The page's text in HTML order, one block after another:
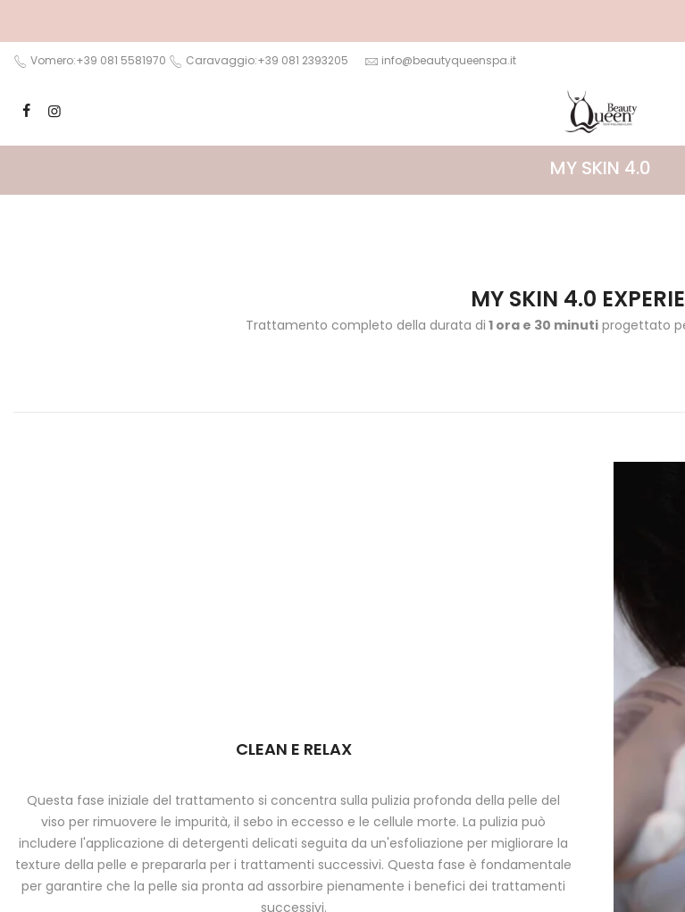
contenutoVomero:+39 081 5581970 Caravaggio:+39 081 2393205 info@beautyqueenspa.it
MY SKIN 4.0
MY SKIN 4.0
Trattamento completo della durata di 1 ora e 30 minutiprogettato
CLEAN E RELAX
Questa fase iniziale del trattamento si concentra sulla pulizia profonda della pelle del
viso per rimuovere le impurità, il sebo in eccesso e le cellule morte. La pulizia può
includere l'applicazione di detergenti delicati seguita da un'esfoliazione per migliorare la
texture della pelle e prepararla per i trattamenti successivi. Questa fase è fondamentale
per garantire che la pelle sia pronta ad assorbire pienamente i benefici dei trattamenti
successivi.